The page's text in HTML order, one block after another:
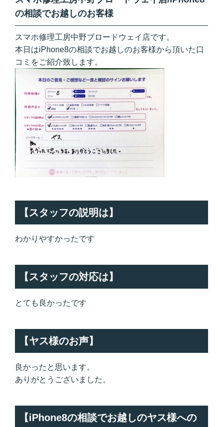
の相談でお越しのお客様
スマホ修理工房中野ブロードウェイ店です。
本日はiPhone8の相談でお越しのお客様から頂いた口
コミをご紹介致します。
【スタッフの説明は】
わかりやすかったです
【スタッフの対応は】
とても良かったです
【ヤス様のお声】
良かったと思います。
ありがとうございました。
【iPhone8の相談でお越しのヤス様への